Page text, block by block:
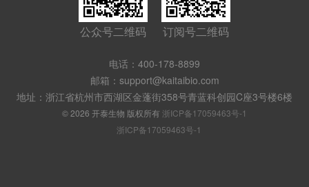
公众号二维码 订阅号二维码
电话：400-178-8899
邮箱：support@kaitaibio.com
地址：浙江省杭州市西湖区金蓬街358号青蓝科创园C座3号楼6楼
© 2026 开泰生物 版权所有 浙ICP备17059463号-1
浙ICP备17059463号-1